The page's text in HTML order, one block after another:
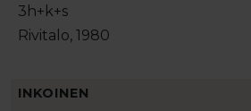
3h+k+s
Rivitalo, 1980
INKOINEN